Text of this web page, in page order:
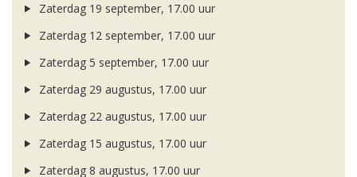
Zaterdag 19 september, 17.00 uur
Zaterdag 12 september, 17.00 uur
Zaterdag 5 september, 17.00 uur
Zaterdag 29 augustus, 17.00 uur
Zaterdag 22 augustus, 17.00 uur
Zaterdag 15 augustus, 17.00 uur
Zaterdag 8 augustus, 17.00 uur